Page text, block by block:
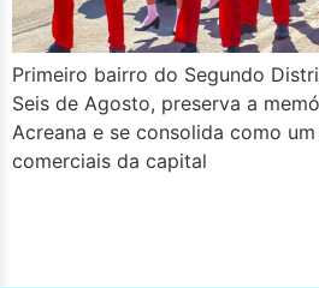
Primeiro bairro do Segundo
Seis de Agosto, preserva a
Acreana e se consolida como
comerciais da capital